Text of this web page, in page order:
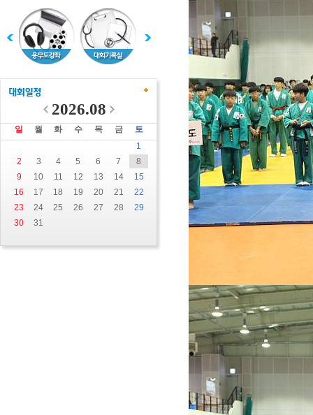
2026.08
일 월 화 수 목 금
토
1
2
3 4 5 6 7
8
9
10 11 12 13 14
15
16
17 18 19 20 21
22
23
24 25 26 27 28
29
30
31